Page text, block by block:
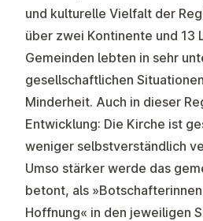
und kulturelle Vielfalt der
über zwei Kontinente und 13
Gemeinden lebten in sehr
gesellschaftlichen
Minderheit. Auch in dieser
Entwicklung: Die Kirche ist
weniger selbstverständlich
Umso stärker werde das
betont, als
Hoffnung« in den jeweiligen